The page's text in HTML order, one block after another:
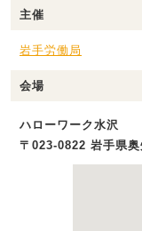
主催
岩手労働局
会場
ハローワーク水沢
〒023-0822 岩手県